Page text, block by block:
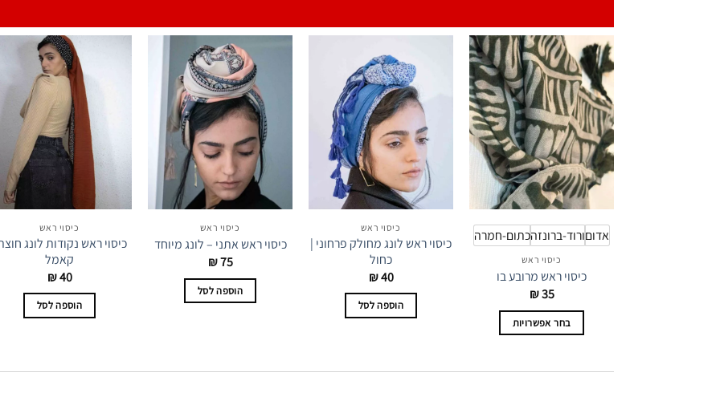
אדוםורוד-ברונזהכתום-חמרה
כיסוי ראש
כיסוי ראש מרובע בו
₪35
בחר אפשרויות
כיסוי ראש
כיסוי ראש לונג מחולק פרחוני |
כחול
₪40
הוספה לסל
כיסוי ראש
כיסוי ראש אתני – לונג מיוחד
₪75
הוספה לסל
כיסוי ראש
כיסוי ראש נקודות לונג
קאמל
₪40
הוספה לסל